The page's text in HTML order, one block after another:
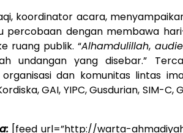
koordinator acara,
percobaan dengan membawa
ruang publik. “Alhamdulillah,
undangan yang disebar.”
dan komunitas lintas
GAI, YIPC, Gusdurian, SIM-C,
[feed url=”http://warta-